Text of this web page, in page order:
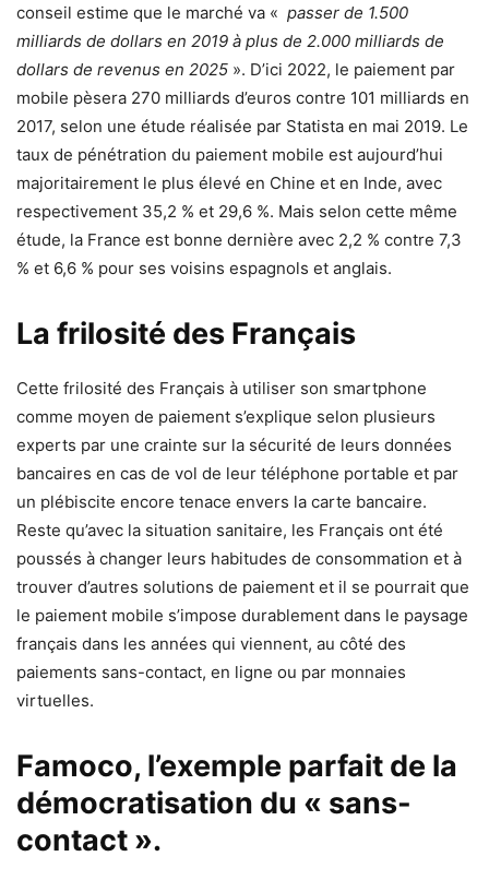
conseil estime que le marché va « passer de 1.500
milliards de dollars en 2019 à plus de 2.000 milliards de
dollars de revenus en 2025 ». D’ici 2022, le paiement par
mobile pèsera 270 milliards d’euros contre 101 milliards en
2017, selon une étude réalisée par Statista en mai 2019. Le
taux de pénétration du paiement mobile est aujourd’hui
majoritairement le plus élevé en Chine et en Inde, avec
respectivement 35,2 % et 29,6 %. Mais selon cette même
étude, la France est bonne dernière avec 2,2 % contre 7,3
% et 6,6 % pour ses voisins espagnols et anglais.
La frilosité des Français
Cette frilosité des Français à utiliser son smartphone
comme moyen de paiement s’explique selon plusieurs
experts par une crainte sur la sécurité de leurs données
bancaires en cas de vol de leur téléphone portable et par
un plébiscite encore tenace envers la carte bancaire.
Reste qu’avec la situation sanitaire, les Français ont été
poussés à changer leurs habitudes de consommation et à
trouver d’autres solutions de paiement et il se pourrait que
le paiement mobile s’impose durablement dans le paysage
français dans les années qui viennent, au côté des
paiements sans-contact, en ligne ou par monnaies
virtuelles.
Famoco, l’exemple parfait de la
démocratisation du « sans-
contact ».